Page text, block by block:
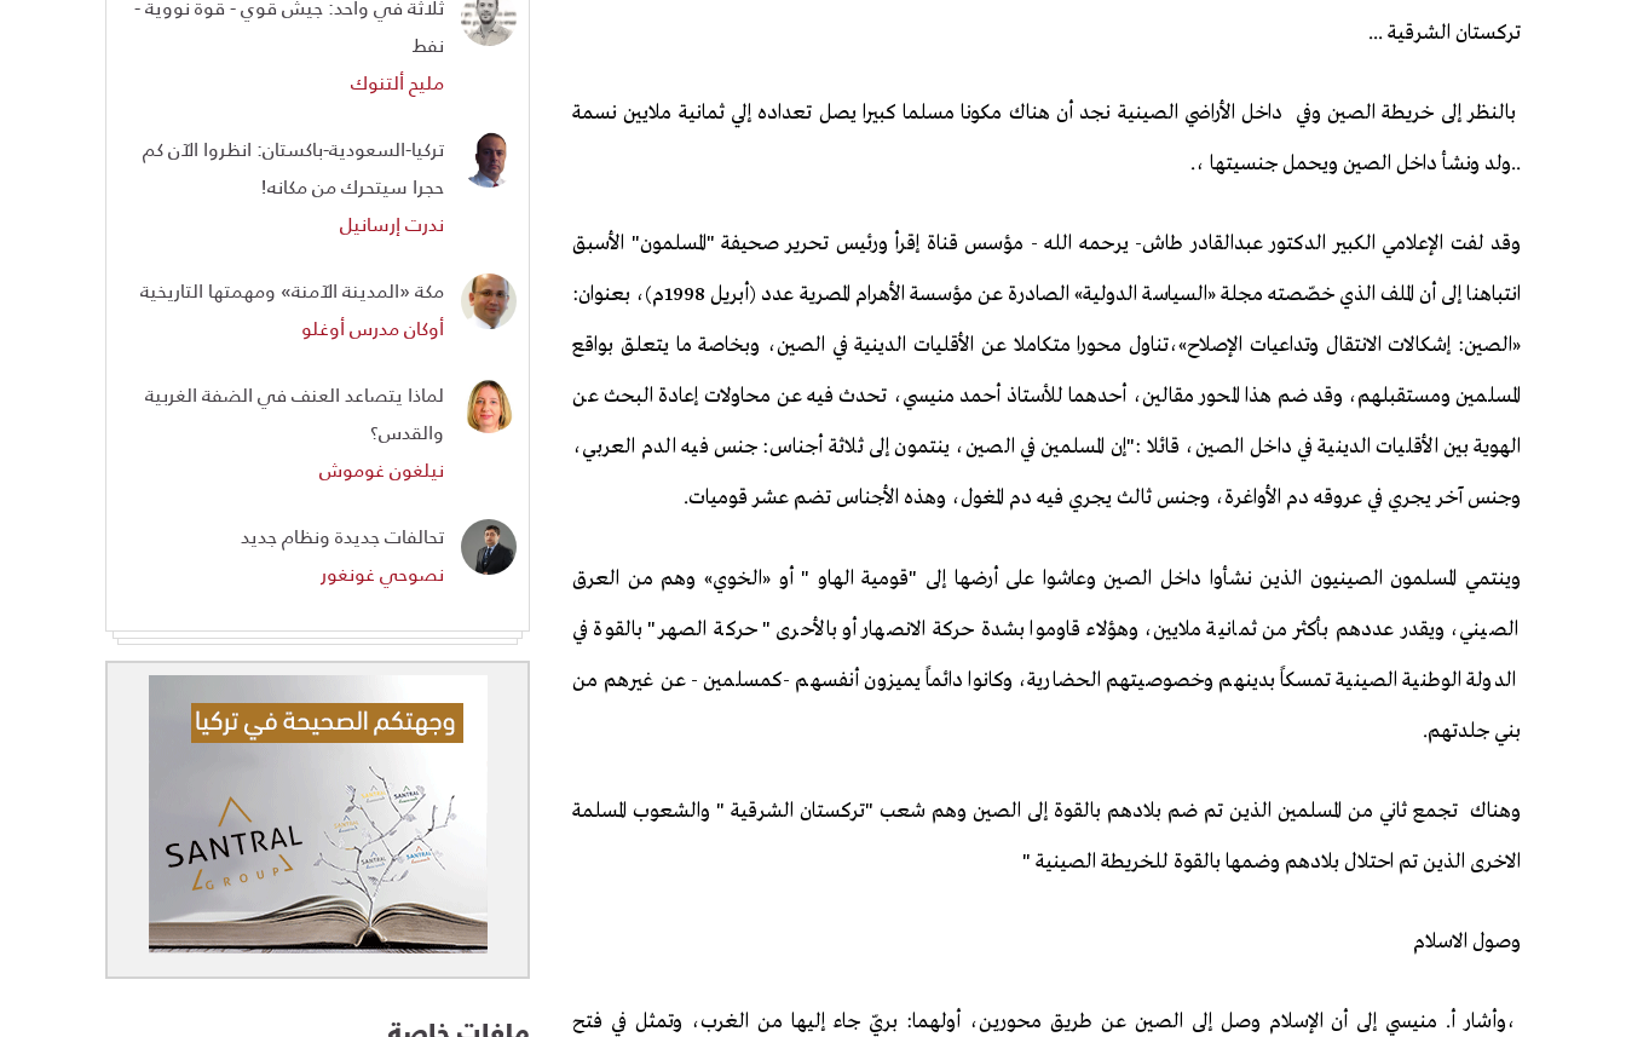
تركستان الشرقية ...
بالنظر إلى خريطة الصين وفي داخل الأراضي الصينية نجد أن هناك مكونا مسلما كبيرا يصل تعداده إلي ثمانية ملايين نسمة
..ولد ونشأ داخل الصين ويحمل جنسيتها ،.
وقد لفت الإعلامي الكبير الدكتور عبدالقادر طاش- يرحمه الله - مؤسس قناة إقرأ ورئيس تحرير صحيفة "المسلمون" الأسبق
انتباهنا إلى أن الملف الذي خصّصته مجلة «السياسة الدولية» الصادرة عن مؤسسة الأهرام المصرية عدد (أبريل 1998م)، بعنوان:
«الصين: إشكالات الانتقال وتداعيات الإصلاح»،تناول محورا متكاملا عن الأقليات الدينية في الصين، وبخاصة ما يتعلق بواقع
المسلمين ومستقبلهم، وقد ضم هذا المحور مقالين، أحدهما للأستاذ أحمد منيسي، تحدث فيه عن محاولات إعادة البحث عن
الهوية بين الأقليات الدينية في داخل الصين، قائلا :"إن المسلمين في الصين، ينتمون إلى ثلاثة أجناس: جنس فيه الدم العربي،
وجنس آخر يجري في عروقه دم الأواغرة، وجنس ثالث يجري فيه دم المغول، وهذه الأجناس تضم عشر قوميات.
وينتمي المسلمون الصينيون الذين نشأوا داخل الصين وعاشوا على أرضها إلى "قومية الهاو " أو «الخوي» وهم من العرق
الصيني، ويقدر عددهم بأكثر من ثمانية ملايين، وهؤلاء قاوموا بشدة حركة الانصهار أو بالأحرى " حركة الصهر" بالقوة في
الدولة الوطنية الصينية تمسكاً بدينهم وخصوصيتهم الحضارية، وكانوا دائماً يميزون أنفسهم -كمسلمين - عن غيرهم من
بني جلدتهم.
وهناك تجمع ثاني من المسلمين الذين تم ضم بلادهم بالقوة إلى الصين وهم شعب "تركستان الشرقية " والشعوب المسلمة
الاخرى الذين تم احتلال بلادهم وضمها بالقوة للخريطة الصينية "
وصول الاسلام
،وأشار أ. منيسي إلى أن الإسلام وصل إلى الصين عن طريق محورين، أولهما: بريّ جاء إليها من الغرب، وتمثل في فتح
نفط
مليح ألتنوك
تركيا-السعودية-باكستان: انظروا الآن كم
حجرا سيتحرك من مكانه!
ندرت إرسانيل
مكة «المدينة الآمنة» ومهمتها التاريخية
أوكان مدرس أوغلو
لماذا يتصاعد العنف في الضفة الغربية
والقدس؟
نيلغون غوموش
تحالفات جديدة ونظام جديد
نصوحي غونغور